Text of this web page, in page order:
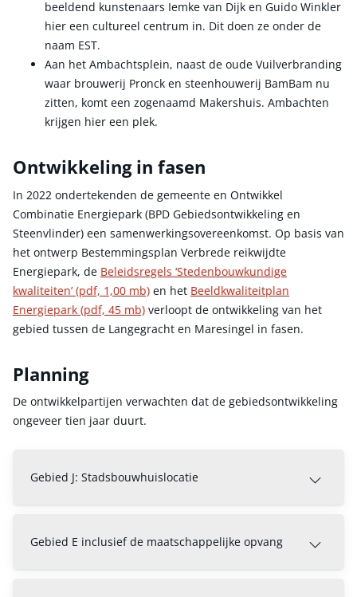
beeldend kunstenaars Iemke van Dijk en Guido Winkler
hier een cultureel centrum in. Dit doen ze onder de
naam EST.
Aan het Ambachtsplein, naast de oude Vuilverbranding
waar brouwerij Pronck en steenhouwerij BamBam nu
zitten, komt een zogenaamd Makershuis. Ambachten
krijgen hier een plek.
Ontwikkeling in fasen
In 2022 ondertekenden de gemeente en Ontwikkel
Combinatie Energiepark (BPD Gebiedsontwikkeling en
Steenvlinder) een samenwerkingsovereenkomst. Op basis van
het ontwerp Bestemmingsplan Verbrede reikwijdte
Energiepark, de Beleidsregels ‘Stedenbouwkundige
kwaliteiten’ (pdf, 1,00 mb) en het Beeldkwaliteitplan
Energiepark (pdf, 45 mb) verloopt de ontwikkeling van het
gebied tussen de Langegracht en Maresingel in fasen.
Planning
De ontwikkelpartijen verwachten dat de gebiedsontwikkeling
ongeveer tien jaar duurt.
Gebied J: Stadsbouwhuislocatie
Gebied E inclusief de maatschappelijke opvang